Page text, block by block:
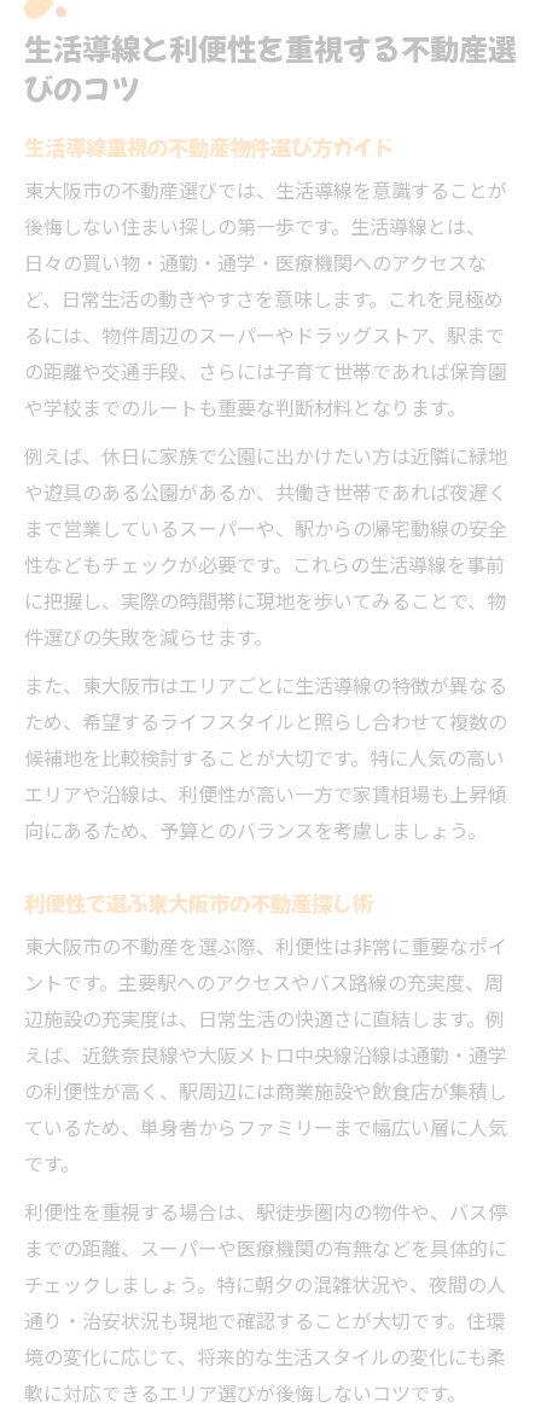
生活導線と利便性を重視する不動産選
びのコツ
生活導線重視の不動産物件選び方ガイド
東大阪市の不動産選びでは、生活導線を意識することが
後悔しない住まい探しの第一歩です。生活導線とは、
日々の買い物・通勤・通学・医療機関へのアクセスな
ど、日常生活の動きやすさを意味します。これを見極め
るには、物件周辺のスーパーやドラッグストア、駅まで
の距離や交通手段、さらには子育て世帯であれば保育園
や学校までのルートも重要な判断材料となります。
例えば、休日に家族で公園に出かけたい方は近隣に緑地
や遊具のある公園があるか、共働き世帯であれば夜遅く
まで営業しているスーパーや、駅からの帰宅動線の安全
性などもチェックが必要です。これらの生活導線を事前
に把握し、実際の時間帯に現地を歩いてみることで、物
件選びの失敗を減らせます。
また、東大阪市はエリアごとに生活導線の特徴が異なる
ため、希望するライフスタイルと照らし合わせて複数の
候補地を比較検討することが大切です。特に人気の高い
エリアや沿線は、利便性が高い一方で家賃相場も上昇傾
向にあるため、予算とのバランスを考慮しましょう。
利便性で選ぶ東大阪市の不動産探し術
東大阪市の不動産を選ぶ際、利便性は非常に重要なポイ
ントです。主要駅へのアクセスやバス路線の充実度、周
辺施設の充実度は、日常生活の快適さに直結します。例
えば、近鉄奈良線や大阪メトロ中央線沿線は通勤・通学
の利便性が高く、駅周辺には商業施設や飲食店が集積し
ているため、単身者からファミリーまで幅広い層に人気
です。
利便性を重視する場合は、駅徒歩圏内の物件や、バス停
までの距離、スーパーや医療機関の有無などを具体的に
チェックしましょう。特に朝夕の混雑状況や、夜間の人
通り・治安状況も現地で確認することが大切です。住環
境の変化に応じて、将来的な生活スタイルの変化にも柔
軟に対応できるエリア選びが後悔しないコツです。